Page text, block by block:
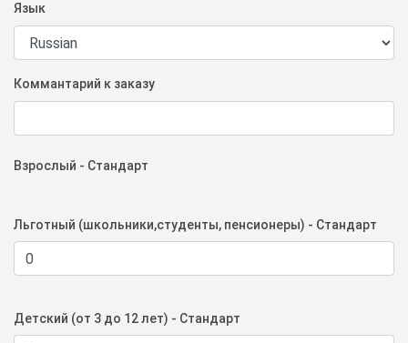
Язык
Коммантарий к заказу
Взрослый - Стандарт
Льготный (школьники,студенты, пенсионеры) - Стандарт
Детский (от 3 до 12 лет) - Стандарт